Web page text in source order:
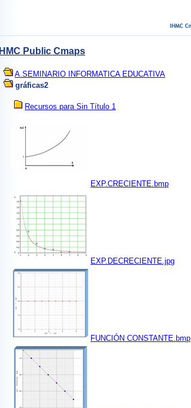
IHMC Public Cmaps
A.SEMINARIO INFORMATICA EDUCATIVA
gráficas2
Recursos para Sin Título 1
EXP.CRECIENTE.bmp
EXP.DECRECIENTE.jpg
FUNCIÓN CONSTANTE.bmp